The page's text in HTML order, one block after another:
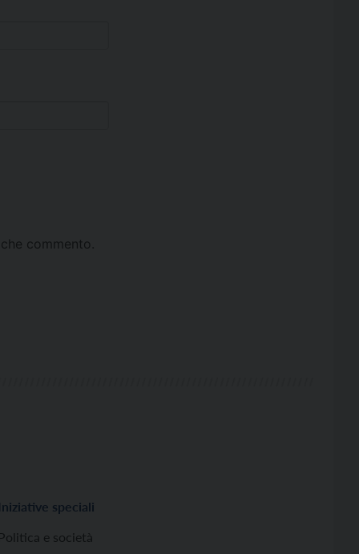
commento.
Iniziative speciali
Politica e società